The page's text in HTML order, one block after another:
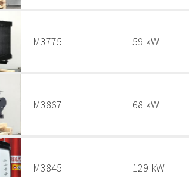
M3775 59 kW
M3867 68 kW
M3845 129 kW